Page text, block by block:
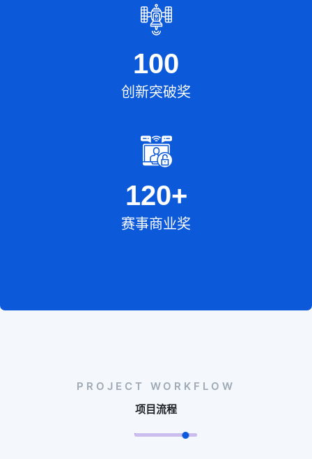
100
创新突破奖
120+
赛事商业奖
PROJECT WORKFLOW
项目流程